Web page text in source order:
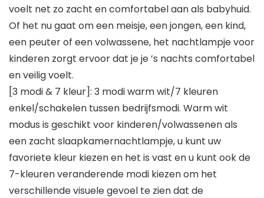
voelt net zo zacht en comfortabel aan als babyhuid.
Of het nu gaat om een meisje, een jongen, een kind,
een peuter of een volwassene, het nachtlampje voor
kinderen zorgt ervoor dat je je ’s nachts comfortabel
en veilig voelt.
[3 modi & 7 kleur]: 3 modi warm wit/7 kleuren
enkel/schakelen tussen bedrijfsmodi. Warm wit
modus is geschikt voor kinderen/volwassenen als
een zacht slaapkamernachtlampje, u kunt uw
favoriete kleur kiezen en het is vast en u kunt ook de
7-kleuren veranderende modi kiezen om het
verschillende visuele gevoel te zien dat de